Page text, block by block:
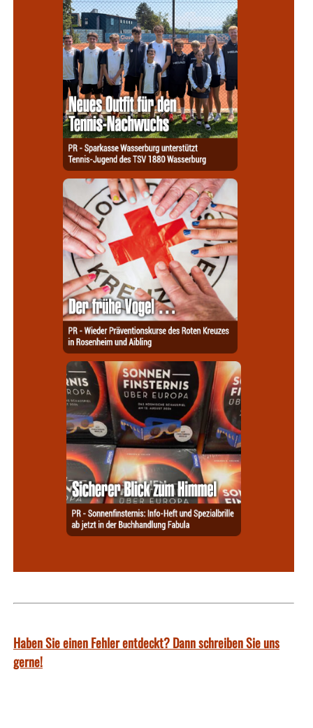
Haben Sie einen Fehler entdeckt? Dann schreiben Sie uns
gerne!